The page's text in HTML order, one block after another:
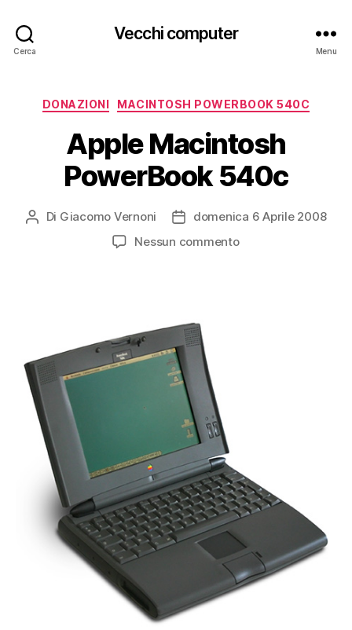
Cerca
Vecchi computer
Menu
Categorie
DONAZIONI MACINTOSH POWERBOOK 540C
Apple Macintosh
PowerBook 540c
Autore
Di Giacomo Vernoni
Datadomenica 6 Aprile 2008
Nessun commentosu